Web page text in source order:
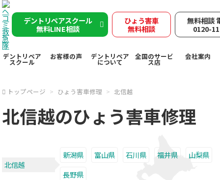
デントリペアスクール
無料LINE相談
ひょう害車
無料相談
無料相談
0120-
デントリペア
スクール
お客様の声 デントリペア
について
全国のサービ
ス店
会社案内
トップページ ひょう害車修理 北信越
北信越のひょう害車修理
北信越
新潟県 富山県 石川県 福井県
山梨県
長野県